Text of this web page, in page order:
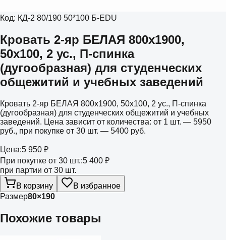
Код: КД-2 80/190 50*100 Б-EDU
Кровать 2-яр БЕЛАЯ 800х1900,
50х100, 2 ус., П-спинка
(дугообразная) для студенческих
общежитий и учебных заведений
Кровать 2-яр БЕЛАЯ 800х1900, 50х100, 2 ус., П-спинка
(дугообразная) для студенческих общежитий и учебных
заведений. Цена зависит от количества: от 1 шт. — 5950
руб., при покупке от 30 шт. — 5400 руб.
Цена:5 950 ₽
При покупке от 30 шт.:5 400 ₽
при партии от 30 шт.
В корзину
В избранное
Размер80×190
Похожие товары